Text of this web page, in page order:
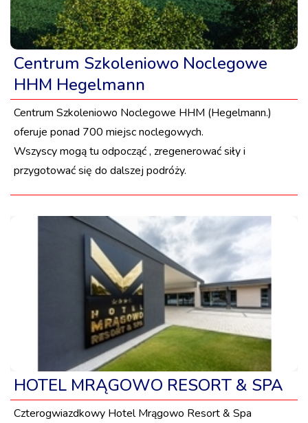
Centrum Szkoleniowo Noclegowe
HHM Hegelmann
Centrum Szkoleniowo Noclegowe HHM (Hegelmann.)
oferuje ponad 700 miejsc noclegowych.
Wszyscy mogą tu odpocząć , zregenerować siły i
przygotować się do dalszej podróży.
HOTEL MRĄGOWO RESORT & SPA
Czterogwiazdkowy Hotel Mrągowo Resort & Spa